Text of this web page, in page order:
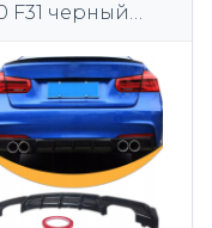
F31 черный
заднего